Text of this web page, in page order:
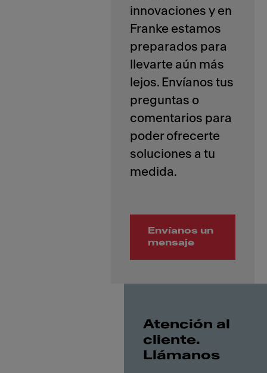
innovaciones y en
Franke estamos
preparados para
llevarte aún más
lejos. Envíanos tus
preguntas o
comentarios para
poder ofrecerte
soluciones a tu
Envíanos un
mensaje
Atención al
cliente.
Llámanos